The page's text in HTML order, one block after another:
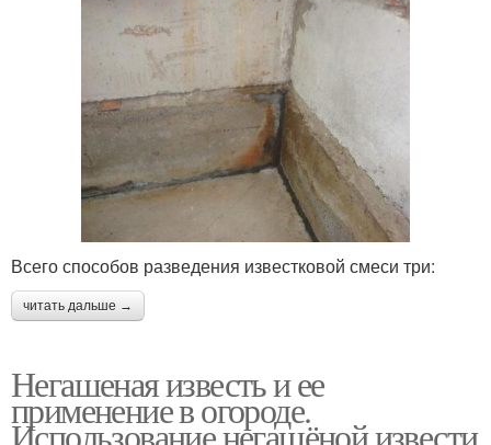
Всего способов разведения известковой смеси три:
читать дальше →
Негашеная известь и ее
применение в огороде.